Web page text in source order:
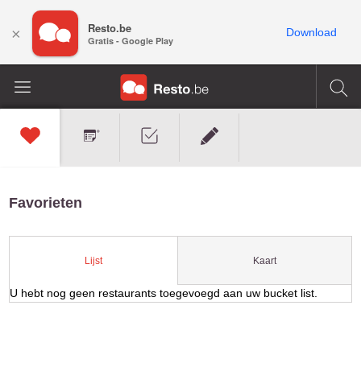
Favorieten
Lijst Kaart
U hebt nog geen restaurants toegevoegd aan uw bucket list.
× Resto.be
Gratis - Google Play
Download